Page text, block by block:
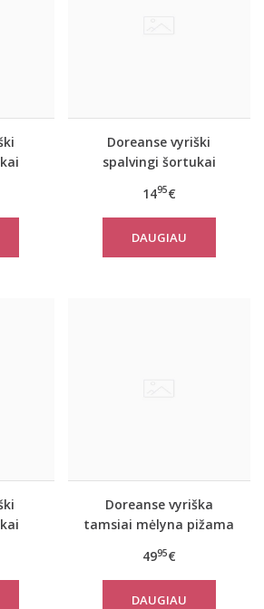
Doreanse vyriški
spalvingi šortukai
1495€
DAUGIAU
Doreanse vyriška
tamsiai mėlyna pižama
4995€
DAUGIAU